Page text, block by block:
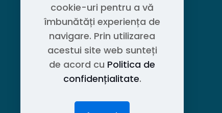
Contact OEM LOGISTIC DPG
cookie-uri pentru a vă
îmbunătăți experiența de
navigare. Prin utilizarea
acestui site web sunteți
de acord cu Politica de
confidențialitate.